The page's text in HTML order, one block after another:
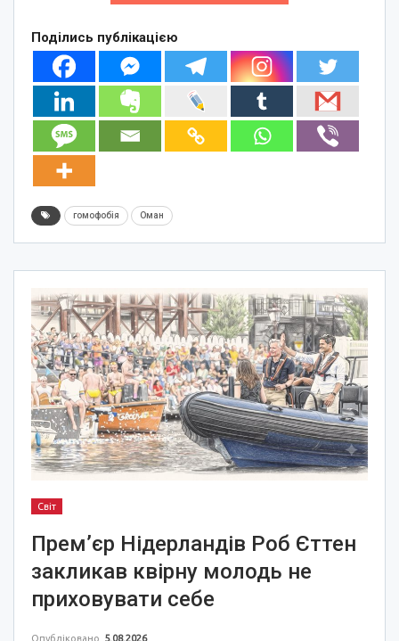
Поділись публікацією
гомофобія Оман
Світ
Прем’єр Нідерландів Роб Єттен
закликав квірну молодь не
приховувати себе
Опубліковано 5.08.2026